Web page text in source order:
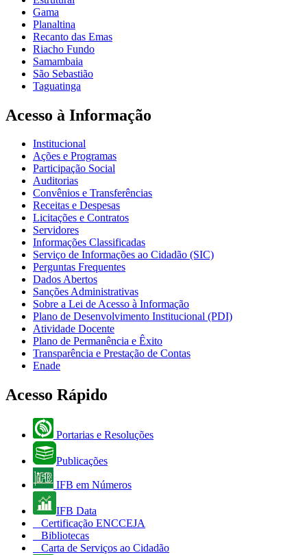
Gama
Planaltina
Recanto das Emas
Riacho Fundo
Samambaia
São Sebastião
Taguatinga
Acesso à Informação
Institucional
Ações e Programas
Participação Social
Auditorias
Convênios e Transferências
Receitas e Despesas
Licitações e Contratos
Servidores
Informações Classificadas
Serviço de Informações ao Cidadão (SIC)
Perguntas Frequentes
Dados Abertos
Sanções Administrativas
Sobre a Lei de Acesso à Informação
Plano de Desenvolvimento Institucional (PDI)
Atividade Docente
Plano de Permanência e Êxito
Transparência e Prestação de Contas
Enade
Acesso Rápido
Portarias e Resoluções
Publicações
IFB em Números
IFB Data
Certificação ENCCEJA
Bibliotecas
Carta de Serviços ao Cidadão